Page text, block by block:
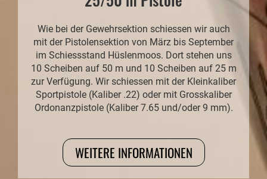
Wie bei der Gewehrsektion schiessen wir auch
mit der Pistolensektion von März bis September
im Schiessstand Hüslenmoos. Dort stehen uns
10 Scheiben auf 50 m und 10 Scheiben auf 25 m
zur Verfügung. Wir schiessen mit der Kleinkaliber
Sportpistole (Kaliber .22) oder mit Grosskaliber
Ordonanzpistole (Kaliber 7.65 und/oder 9 mm).
WEITERE INFORMATIONEN